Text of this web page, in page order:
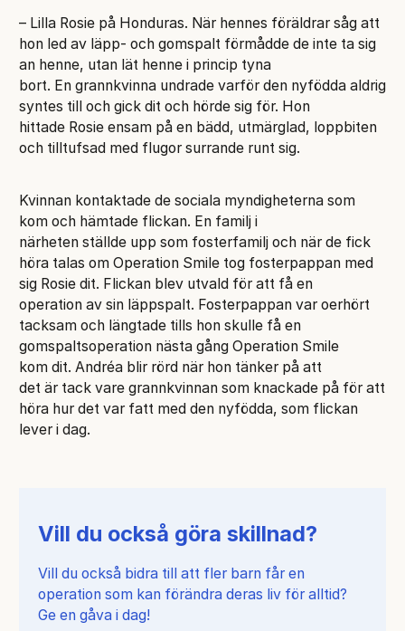
– Lilla Rosie på Honduras. När hennes föräldrar såg att
hon led av läpp- och gomspalt förmådde de inte ta sig
an henne, utan lät henne i princip tyna
bort. En grannkvinna undrade varför den nyfödda aldrig
syntes till och gick dit och hörde sig för. Hon
hittade Rosie ensam på en bädd, utmärglad, loppbiten
och tilltufsad med flugor surrande runt sig.
Kvinnan kontaktade de sociala myndigheterna som
kom och hämtade flickan. En familj i
närheten ställde upp som fosterfamilj och när de fick
höra talas om Operation Smile tog fosterpappan med
sig Rosie dit. Flickan blev utvald för att få en
operation av sin läppspalt. Fosterpappan var oerhört
tacksam och längtade tills hon skulle få en
gomspaltsoperation nästa gång Operation Smile
kom dit. Andréa blir rörd när hon tänker på att
det är tack vare grannkvinnan som knackade på för att
höra hur det var fatt med den nyfödda, som flickan
lever i dag.
Vill du också göra skillnad?
Vill du också bidra till att fler barn får en
operation som kan förändra deras liv för alltid?
Ge en gåva i dag!